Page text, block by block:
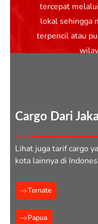
tercepat
lokal sehingga
terpencil atau
Cargo Dari
Lihat juga tarif cargo
kota lainnya di
Ternate
Papua